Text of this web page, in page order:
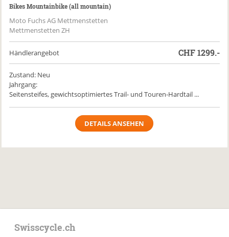
Bikes Mountainbike (all mountain)
Moto Fuchs AG Mettmenstetten
Mettmenstetten ZH
Händlerangebot CHF1299.-
Zustand: Neu
Jahrgang:
Seitensteifes, gewichtsoptimiertes Trail- und Touren-Hardtail ...
DETAILS ANSEHEN
Swisscycle.ch